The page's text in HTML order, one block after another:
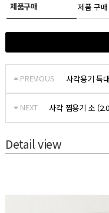
제품구매 제품 구
PREVIOUS 사각용기 특
NEXT 사각 찜용기 소
Detail view